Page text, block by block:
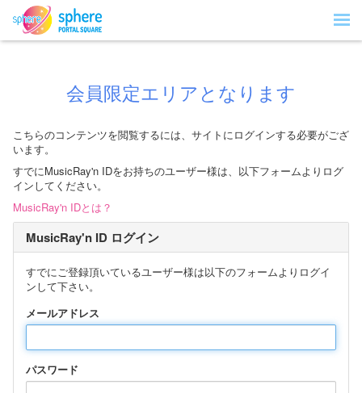
会員限定エリアとなります
こちらのコンテンツを閲覧するには、サイトにログインする必要がござ
います。
すでにMusicRay'n IDをお持ちのユーザー様は、以下フォームよりログ
インしてください。
MusicRay'n IDとは？
MusicRay'n ID ログイン
すでにご登録頂いているユーザー様は以下のフォームよりログイ
ンして下さい。
メールアドレス
パスワード